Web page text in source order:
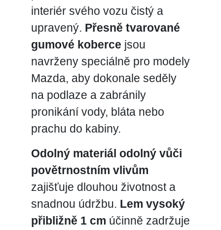
interiér svého vozu čistý a
upravený. Přesně tvarované
gumové koberce jsou
navrženy speciálně pro modely
Mazda, aby dokonale seděly
na podlaze a zabránily
pronikání vody, bláta nebo
prachu do kabiny.
Odolný materiál odolný vůči
povětrnostním vlivům
zajišťuje dlouhou životnost a
snadnou údržbu. Lem vysoký
přibližně 1 cm účinně zadržuje